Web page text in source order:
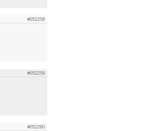
#052258
#052259
#052260